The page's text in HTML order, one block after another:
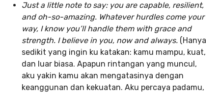
Just a little note to say: you are capable, resilient,
and oh-so-amazing. Whatever hurdles come your
way, I know you’ll handle them with grace and
strength. I believe in you, now and always. (Hanya
sedikit yang ingin ku katakan: kamu mampu, kuat,
dan luar biasa. Apapun rintangan yang muncul,
aku yakin kamu akan mengatasinya dengan
keanggunan dan kekuatan. Aku percaya padamu,